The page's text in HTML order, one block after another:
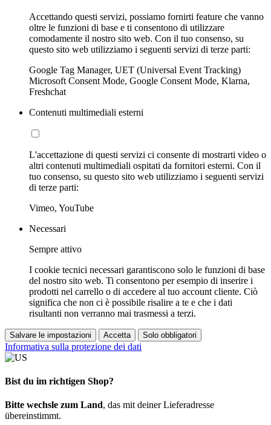
Accettando questi servizi, possiamo fornirti feature che vanno
oltre le funzioni di base e ti consentono di utilizzare
comodamente il nostro sito web. Con il tuo consenso, su
questo sito web utilizziamo i seguenti servizi di terze parti:
Google Tag Manager, UET (Universal Event Tracking)
Microsoft Consent Mode, Google Consent Mode, Klarna,
Freshchat
Contenuti multimediali esterni
L'accettazione di questi servizi ci consente di mostrarti video o
altri contenuti multimediali ospitati da fornitori esterni. Con il
tuo consenso, su questo sito web utilizziamo i seguenti servizi
di terze parti:
Vimeo, YouTube
Necessari
Sempre attivo
I cookie tecnici necessari garantiscono solo le funzioni di base
del nostro sito web. Ti consentono per esempio di inserire i
prodotti nel carrello o di accedere al tuo account cliente. Ciò
significa che non ci è possibile risalire a te e che i dati
risultanti non verranno mai trasmessi a terzi.
Salvare le impostazioni Accetta Solo obbligatori
Informativa sulla protezione dei dati
Bist du im richtigen Shop?
Bitte wechsle zum Land, das mit deiner Lieferadresse
übereinstimmt.